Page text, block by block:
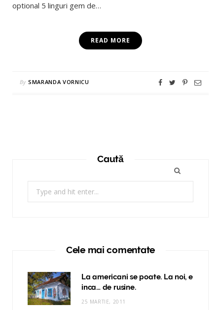
optional 5 linguri gem de…
READ MORE
By SMARANDA VORNICU
Caută
for:
Cele mai comentate
La americani se poate. La noi, e
inca… de rusine.
25 MARTIE, 2011